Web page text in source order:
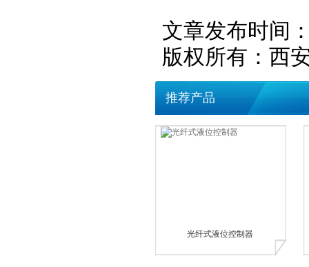
文章发布时间
版权所有：西
推荐产品
光纤式液位控制器